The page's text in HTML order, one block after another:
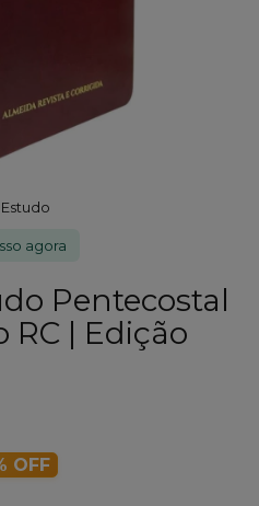
agora
Pentecostal
| Edição
OFF